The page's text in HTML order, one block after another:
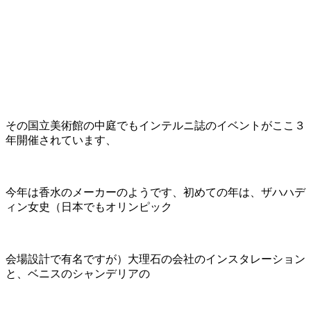
その国立美術館の中庭でもインテルニ誌のイベントがここ３
年開催されています、
今年は香水のメーカーのようです、初めての年は、ザハハデ
ィン女史（日本でもオリンピック
会場設計で有名ですが）大理石の会社のインスタレーション
と、ベニスのシャンデリアの